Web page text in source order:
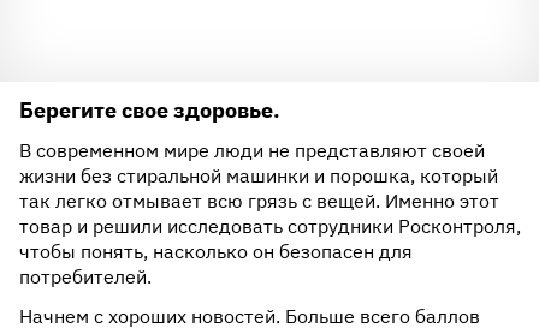
Берегите свое здоровье.
В современном мире люди не представляют своей
жизни без стиральной машинки и порошка, который
так легко отмывает всю грязь с вещей. Именно этот
товар и решили исследовать сотрудники Росконтроля,
чтобы понять, насколько он безопасен для
потребителей.
Начнем с хороших новостей. Больше всего баллов